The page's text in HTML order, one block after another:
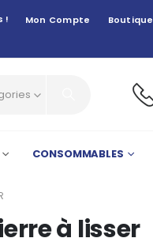
! Mon Compte Boutique
CONSOMMABLES
à lisser